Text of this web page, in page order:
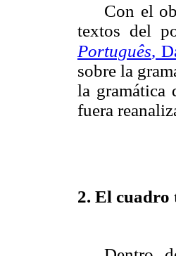
Con el
textos del
Português,
sobre la
la gramática
fuera
2. El cuadro